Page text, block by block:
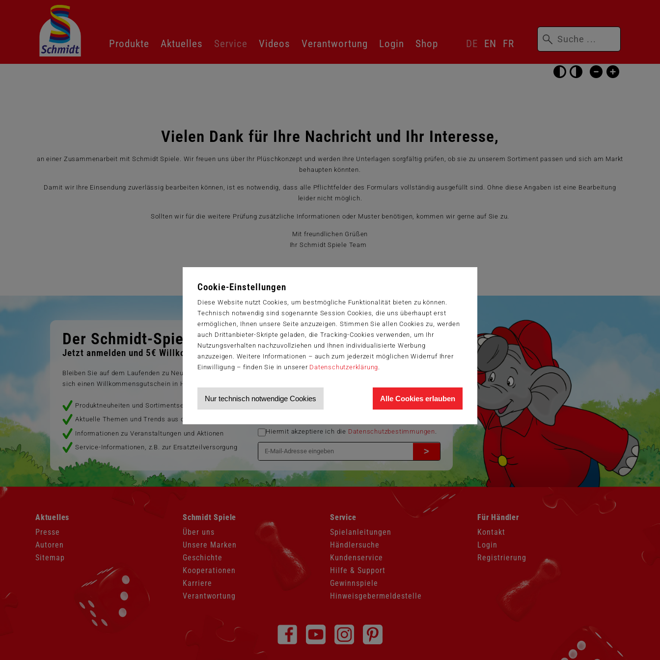
Cookie-Einstellungen
Diese Website nutzt Cookies, um bestmögliche Funktionalität bieten zu können.
Technisch notwendig sind sogenannte Session Cookies, die uns überhaupt erst
ermöglichen, Ihnen unsere Seite anzuzeigen. Stimmen Sie allen Cookies zu, werden
auch Drittanbieter-Skripte geladen, die Tracking-Cookies verwenden, um Ihr
Nutzungsverhalten nachzuvollziehen und Ihnen individualisierte Werbung
anzuzeigen. Weitere Informationen – auch zum jederzeit möglichen Widerruf Ihrer
Einwilligung – finden Sie in unserer Datenschutzerklärung
Nur technisch notwendige Cookies Alle Cookies erlauben
Barrierefrei-
Einstellungen
überspringen
überspringen
Produkte Aktuelles Service Videos Verantwortung Login Shop
überspringen
DE EN FR
Suchbegriffe
Vielen Dank für Ihre Nachricht und Ihr Interesse,
an einer Zusammenarbeit mit Schmidt Spiele. Wir freuen uns über Ihr Plüschkonzept und werden Ihre Unterlagen sorgfältig prüfen, ob sie zu unserem Sortiment passen und sich am Markt
behaupten könnten.
Damit wir Ihre Einsendung zuverlässig bearbeiten können, ist es notwendig, dass alle Pflichtfelder des Formulars vollständig ausgefüllt sind. Ohne diese Angaben ist eine Bearbeitung
leider nicht möglich.
Sollten wir für die weitere Prüfung zusätzliche Informationen oder Muster benötigen, kommen wir gerne auf Sie zu.
Mit freundlichen Grüßen
Ihr Schmidt Spiele Team
Der Schmidt-Spiele-Newsletter
Jetzt anmelden und 5€ Willkommensrabatt sichern
Bleiben Sie auf dem Laufenden zu Neuheiten, Trends und aktuellen Themen rund um Schmidt
Spiele – und sichern Sie
sich einen Willkommensgutschein in Höhe von 5€ für Ihren nächsten Einkauf im Schmidt-Spiele-Shop.
Produktneuheiten und Sortimentserweiterungen
Aktuelle Themen und Trends aus der Spielewelt
Informationen zu Veranstaltungen und Aktionen
Service-Informationen, z.B. zur Ersatzteilversorgung
Ich möchte den Schmidt-Spiele-Newsletter erhalten. Die
Hiermit akzeptiere ich die Datenschutzbestimmungen .
>
überspringen
Aktuelles
Presse
Autoren
Sitemap
Navigation
überspringen
Schmidt Spiele
Über uns
Unsere Marken
Geschichte
Kooperationen
Karriere
Verantwortung
Navigation
überspringen
Service
Spielanleitungen
Händlersuche
Kundenservice
Hilfe & Support
Gewinnspiele
Hinweisgebermeldestelle
Navigation
überspringen
Für Händler
Kontakt
Login
Registrierung